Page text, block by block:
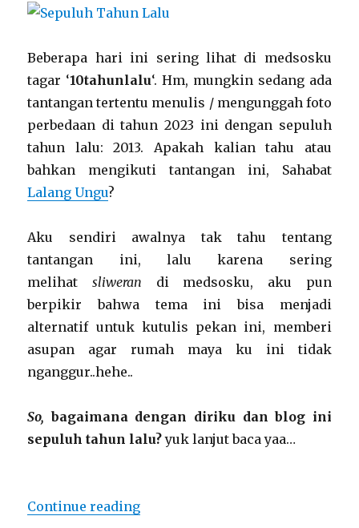
Ungu
Terakhir
Beberapa hari ini sering lihat di medsosku
tagar ‘10tahunlalu‘. Hm, mungkin sedang ada
tantangan tertentu menulis / mengunggah foto
perbedaan di tahun 2023 ini dengan sepuluh
tahun lalu: 2013. Apakah kalian tahu atau
bahkan mengikuti tantangan ini, Sahabat
Lalang Ungu?
Aku sendiri awalnya tak tahu tentang
tantangan ini, lalu karena sering
melihatsliweran di medsosku, aku pun
berpikir bahwa tema ini bisa menjadi
alternatif untuk kutulis pekan ini, memberi
asupan agar rumah maya ku ini tidak
nganggur..hehe..
So,bagaimana dengan diriku dan blog ini
sepuluh tahun lalu?yuk lanjut baca yaa…
Continue reading“Sepuluh Tahun Lalu”